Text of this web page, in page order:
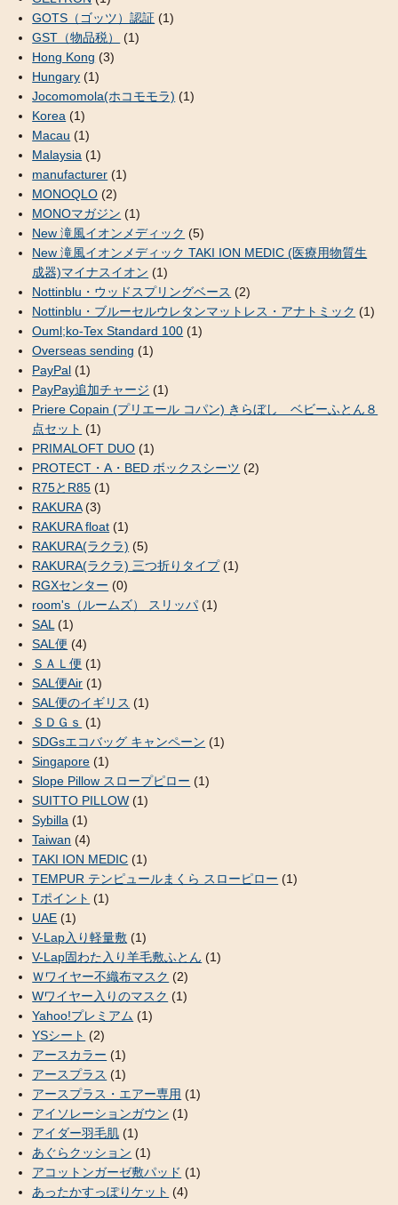
GOTS（ゴッツ）認証 (1)
GST（物品税）
(1)
Hong Kong (3)
Hungary (1)
Jocomomola(ホコモモラ) (1)
Korea (1)
Macau (1)
Malaysia (1)
manufacturer (1)
MONOQLO (2)
MONOマガジン (1)
New 滝風イオンメディック (5)
New 滝風イオンメディック TAKI ION MEDIC (医療用物質生
成器)マイナスイオン (1)
Nottinblu・ウッドスプリングベース (2)
Nottinblu・ブルーセルウレタンマットレス・アナトミック (1)
Ouml;ko-Tex Standard 100 (1)
Overseas sending (1)
PayPal (1)
PayPay追加チャージ (1)
Priere Copain (プリエール コパン) きらぼし ベビーふとん８
点セット (1)
PRIMALOFT DUO (1)
PROTECT・A・BED ボックスシーツ (2)
R75とR85 (1)
RAKURA(3)
RAKURA float (1)
RAKURA(ラクラ) (5)
RAKURA(ラクラ) 三つ折りタイプ(1)
RGXセンター (0)
room's（ルームズ） スリッパ (1)
SAL (1)
SAL便 (4)
ＳＡＬ便 (1)
SAL便Air (1)
SAL便のイギリス (1)
ＳＤＧｓ (1)
SDGsエコバッグ キャンペーン (1)
Singapore (1)
Slope Pillow スロープピロー (1)
SUITTO PILLOW (1)
Sybilla (1)
Taiwan (4)
TAKI ION MEDIC (1)
TEMPUR テンピュールまくら スローピロー (1)
Tポイント (1)
UAE (1)
V-Lap入り軽量敷 (1)
V-Lap固わた入り羊毛敷ふとん (1)
Ｗワイヤー不織布マスク (2)
Wワイヤー入りのマスク (1)
Yahoo!プレミアム (1)
YSシート (2)
アースカラー (1)
アースプラス (1)
アースプラス・エアー専用 (1)
アイソレーションガウン (1)
アイダー羽毛肌 (1)
あぐらクッション (1)
アコットンガーゼ敷パッド (1)
あったかすっぽりケット (4)